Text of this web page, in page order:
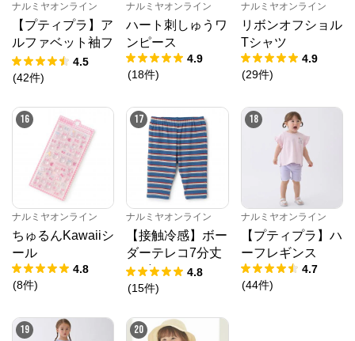
ナルミヤオンライン
【プティプラ】ア
ルファベット袖フ
リルTシャツ
4.5
(42件)
ナルミヤオンライン
ハート刺しゅうワ
ンピース
4.9
(18件)
ナルミヤオンライン
リボンオフショル
Tシャツ
4.9
(29件)
16
ナルミヤオンライン
ちゅるんKawaiiシ
ール
4.8
(8件)
17
ナルミヤオンライン
【接触冷感】ボー
ダーテレコ7分丈
レギンス
4.8
(15件)
18
ナルミヤオンライン
【プティプラ】ハ
ーフレギンス
4.7
(44件)
19 20